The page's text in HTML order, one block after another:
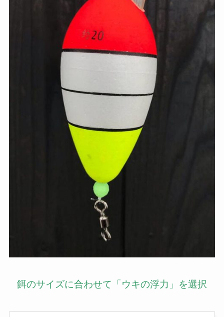
餌のサイズに合わせて「ウキの浮力」を選択